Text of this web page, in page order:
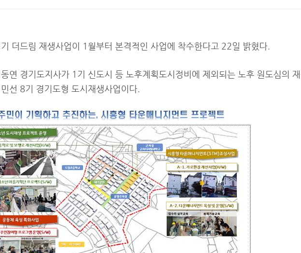
더드림 재생사업이 1월부터 본격적인 사업에 착수한다고 22일 밝혔다.
연 경기도지사가 1기 신도시 등 노후계획도시정비에 제외되는 노후 원도심의
선 8기 경기도형 도시재생사업이다.